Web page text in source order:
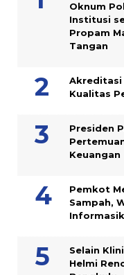
Oknum
Institusi
Propam
Tangan
Akreditasi
Kualitas
Presiden
Keuangan
Pemkot
Sampah,
Selain
Helmi